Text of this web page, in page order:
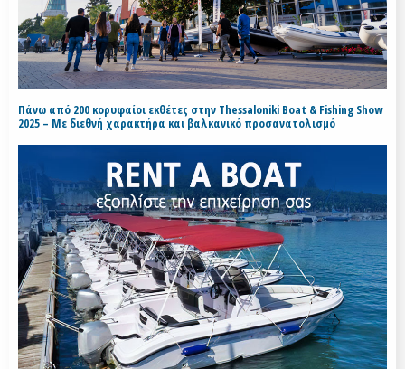
Πάνω από 200 κορυφαίοι εκθέτες στην Thessaloniki Boat & Fishing Show
2025 – Με διεθνή χαρακτήρα και βαλκανικό προσανατολισμό